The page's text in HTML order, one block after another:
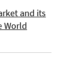
and its
World